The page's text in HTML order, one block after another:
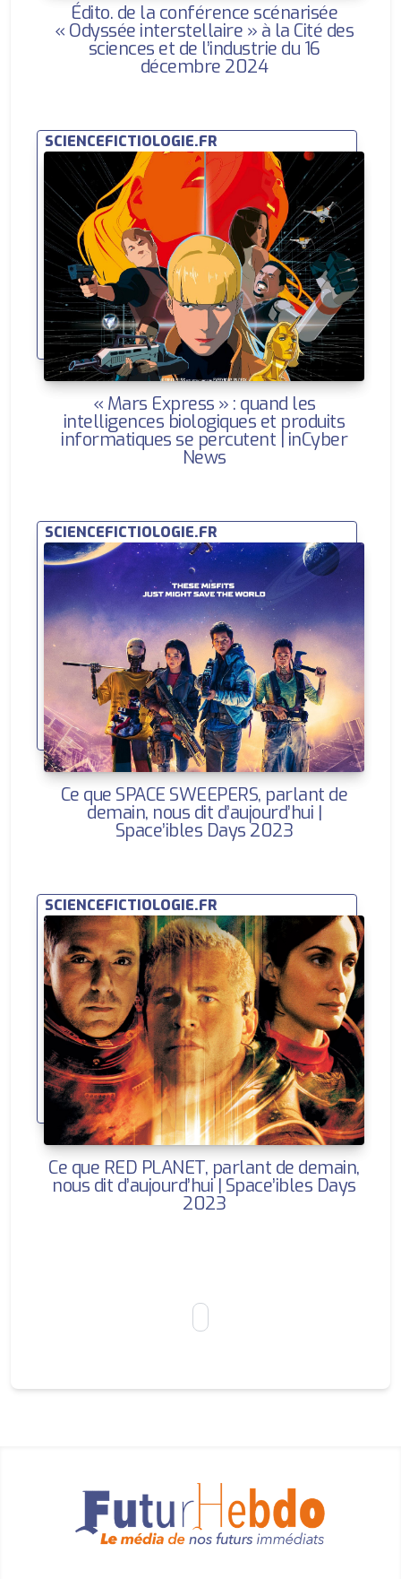
Édito. de la conférence scénarisée
« Odyssée interstellaire » à la Cité des
sciences et de l’industrie du 16
décembre 2024
SCIENCEFICTIOLOGIE.FR
« Mars Express » : quand les
intelligences biologiques et produits
informatiques se percutent | inCyber
News
SCIENCEFICTIOLOGIE.FR
Ce que SPACE SWEEPERS, parlant de
demain, nous dit d’aujourd’hui |
Space’ibles Days 2023
SCIENCEFICTIOLOGIE.FR
Ce que RED PLANET, parlant de demain,
nous dit d’aujourd’hui | Space’ibles Days
2023